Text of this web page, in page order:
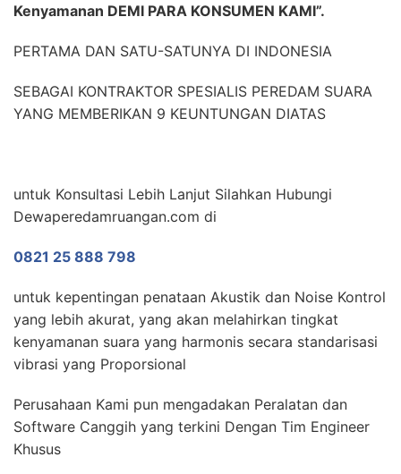
Kenyamanan DEMI PARA KONSUMEN KAMI”.
PERTAMA DAN SATU-SATUNYA DI INDONESIA
SEBAGAI KONTRAKTOR SPESIALIS PEREDAM SUARA
YANG MEMBERIKAN 9 KEUNTUNGAN DIATAS
untuk Konsultasi Lebih Lanjut Silahkan Hubungi
Dewaperedamruangan.com di
0821 25 888 798
untuk kepentingan penataan Akustik dan Noise Kontrol
yang lebih akurat, yang akan melahirkan tingkat
kenyamanan suara yang harmonis secara standarisasi
vibrasi yang Proporsional
Perusahaan Kami pun mengadakan Peralatan dan
Software Canggih yang terkini Dengan Tim Engineer
Khusus